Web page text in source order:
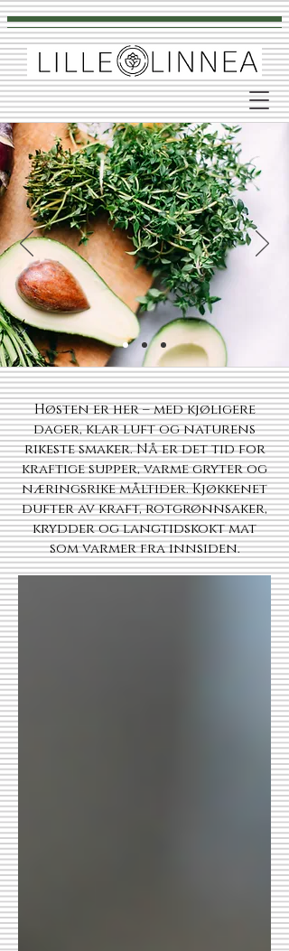
Høsten er her – med kjøligere
dager, klar luft og naturens
rikeste smaker. Nå er det tid for
kraftige supper, varme gryter og
næringsrike måltider. Kjøkkenet
dufter av kraft, rotgrønnsaker,
krydder og langtidskokt mat
som varmer fra innsiden.